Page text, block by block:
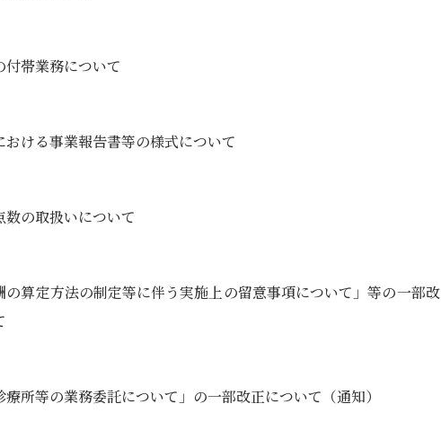
付帯業務について
おける事業報告書等の様式について
数の取扱いについて
の算定方法の制定等に伴う実施上の留意事項について」等の一部改
療所等の業務委託について」の一部改正について（通知）